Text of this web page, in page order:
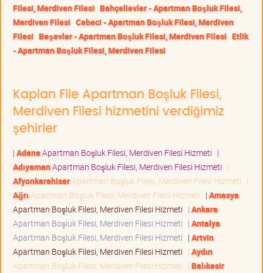
Filesi, Merdiven Filesi Bahçelievler - Apartman Boşluk Filesi,
Merdiven Filesi Cebeci - Apartman Boşluk Filesi, Merdiven
Filesi Beşevler - Apartman Boşluk Filesi, Merdiven Filesi Etlik
- Apartman Boşluk Filesi, Merdiven Filesi
Kaplan File Apartman Boşluk Filesi,
Merdiven Filesi hizmetini verdiğimiz
şehirler
| AdanaApartman Boşluk Filesi, Merdiven Filesi Hizmeti |
AdıyamanApartman Boşluk Filesi, Merdiven Filesi Hizmeti |
AfyonkarahisarApartman Boşluk Filesi, Merdiven Filesi Hizmeti |
Ağrı Apartman Boşluk Filesi, Merdiven Filesi Hizmeti | Amasya
Apartman Boşluk Filesi, Merdiven Filesi Hizmeti | Ankara
Apartman Boşluk Filesi, Merdiven Filesi Hizmeti | Antalya
Apartman Boşluk Filesi, Merdiven Filesi Hizmeti | Artvin
Apartman Boşluk Filesi, Merdiven Filesi Hizmeti | Aydın
Apartman Boşluk Filesi, Merdiven Filesi Hizmeti | Balıkesir